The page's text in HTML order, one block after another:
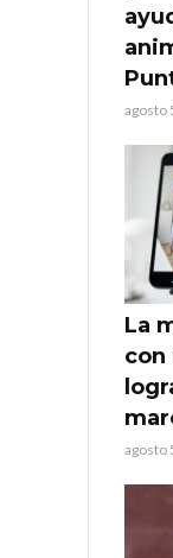
agosto
La
con
agosto